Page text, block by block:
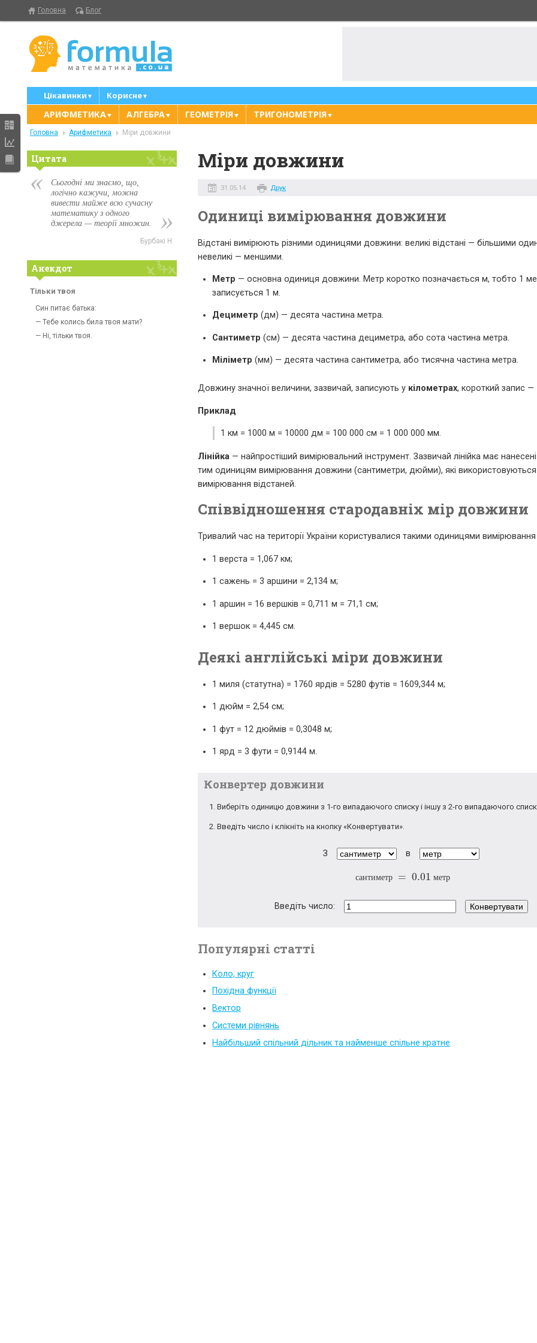
Головна Блог
Цікавинки ▼ Корисне▼
АРИФМЕТИКА▼ АЛГЕБРА▼ ГЕОМЕТРІЯ▼ ТРИГОНОМЕТРІЯ▼
Головна Арифметика Міри довжини
Цитата
Сьогодні ми знаємо, що,
логічно кажучи, можна
вивести майже всю сучасну
математику з одного
джерела — теорії множин.
Бурбакі Н.
Анекдот
Тільки твоя
Син питає батька:
— Тебе колись била твоя мати?
— Ні, тільки твоя.
Міри довжини
31.05.14 Друк
Одиниці вимірювання довжини
Відстані вимірюють різними одиницями довжини: великі відстані — більшими
невеликі — меншими.
Метр — основна одиниця довжини. Метр коротко позначається м, тобто 1
записується 1 м.
Дециметр (дм) — десята частина метра.
Сантиметр (см) — десята частина дециметра, або сота частина метра.
Міліметр (мм) — десята частина сантиметра, або тисячна частина метра.
Довжину значної величини, зазвичай, записують у кілометрах, короткий запис —
Приклад
1 км = 1000 м = 10000 дм = 100 000 см = 1 000 000 мм.
Лінійка — найпростіший вимірювальний інструмент. Зазвичай лінійка має нанесені
тим одиницям вимірювання довжини (сантиметри, дюйми), які
вимірювання відстаней.
Співвідношення стародавніх мір довжини
Тривалий час на території України користувалися такими одиницями
1 верста = 1,067 км;
1 сажень = 3 аршини = 2,134 м;
1 аршин = 16 вершків = 0,711 м = 71,1 см;
1 вершок = 4,445 см.
Деякі англійські міри довжини
1 миля (статутна) = 1760 ярдів = 5280 футів = 1609,344 м;
1 дюйм = 2,54 см;
1 фут = 12 дюймів = 0,3048 м;
1 ярд = 3 фути = 0,9144 м.
Конвертер довжини
Виберіть одиницю довжини з 1-го випадаючого списку і іншу з 2-го випадаючого
Введіть число і клікніть на кнопку «Конвертувати».
З в
сантиметр = 0.01 метр
сантимет р = 0.01 метр
Введіть число: Конвертувати
Популярні статті
Коло, круг
Похідна функції
Вектор
Системи рівнянь
Найбільший спільний дільник та найменше спільне кратне